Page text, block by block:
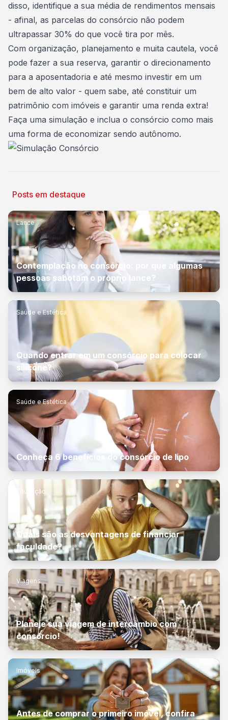
disso, identifique a sua média de rendimentos mensais
- afinal, as parcelas do consórcio não podem
ultrapassar 30% do que você tira por mês.
Com organização, planejamento e muita cautela, você
pode fazer a sua reserva, garantir o direcionamento
para a aposentadoria e até mesmo investir em um
bem de alto valor - quem sabe, até constituir um
patrimônio com imóveis e garantir uma renda extra!
Faça uma simulação e inclua o consórcio como mais
uma forma de economizar sendo autônomo.
Posts em destaque
Lance
Contemplação no consórcio: por que algumas
pessoas sabotam o próprio lance?
Saúde e Estética
Quando entrar em um consórcio para colocar
silicone?
Saúde e Estética
Conheça 6 benefícios do consórcio de lipo
Educação
Quais são as desvantagens de financiar
faculdade?
Viagens
Planeje sua viagem de intercâmbio com
consórcio!
Imóveis
Antes de comprar o primeiro imóvel, confira